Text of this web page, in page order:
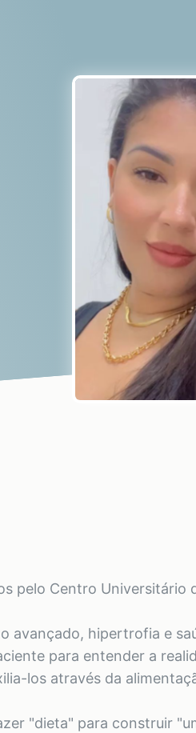
pelo Centro Universitário
avançado, hipertrofia e
para entender a
los através da
"dieta" para construir